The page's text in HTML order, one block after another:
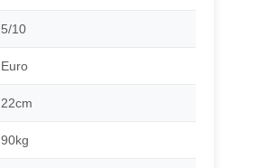
5/10
Euro
22cm
90kg